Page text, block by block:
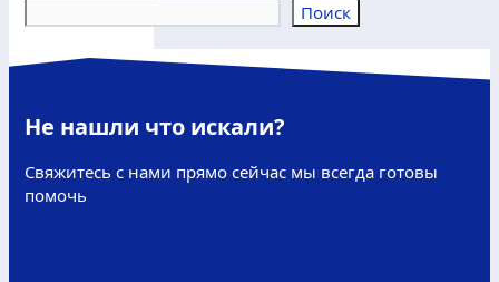
Поиск
Не нашли что искали?
Свяжитесь с нами прямо сейчас мы всегда готовы
помочь